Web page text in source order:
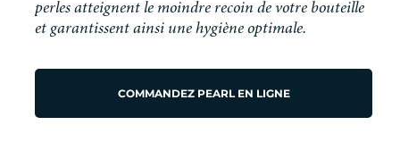
perles atteignent le moindre recoin de votre bouteille
et garantissent ainsi une hygiène optimale.
COMMANDEZ PEARL EN LIGNE